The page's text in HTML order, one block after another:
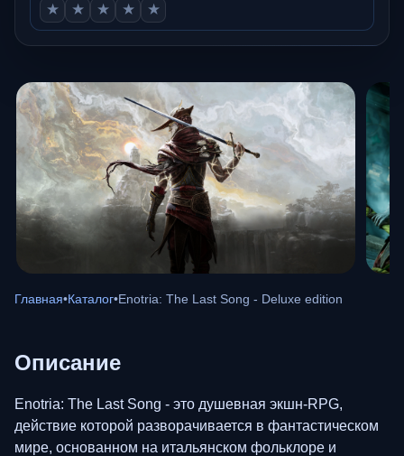
★ ★ ★ ★ ★
Главная•Каталог•Enotria: The Last Song - Deluxe edition
Описание
Enotria: The Last Song - это душевная экшн-RPG,
действие которой разворачивается в фантастическом
мире, основанном на итальянском фольклоре и